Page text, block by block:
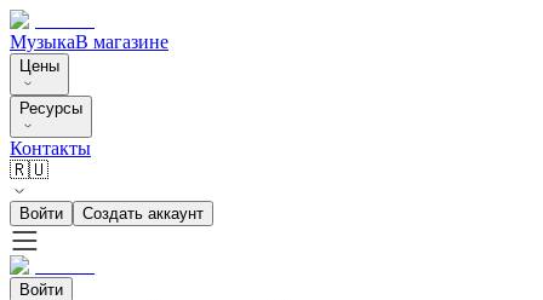
МузыкаВ магазине
Цены
Ресурсы
Контакты
🇷🇺
Войти Создать аккаунт
Войти